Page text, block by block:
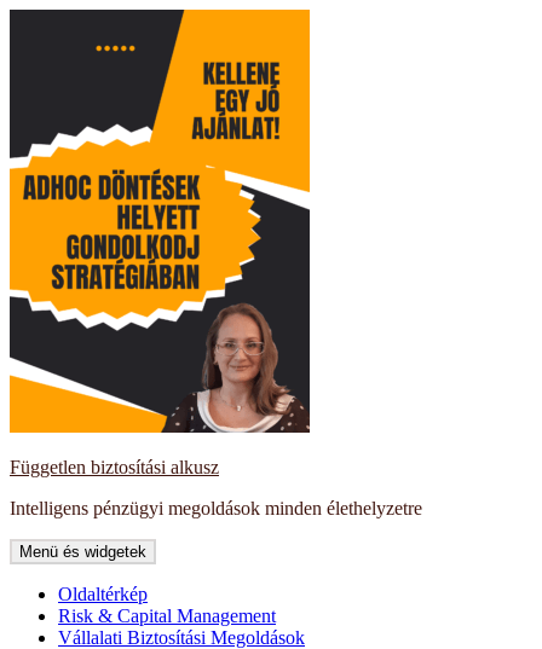
Független biztosítási alkusz
Intelligens pénzügyi megoldások minden élethelyzetre
Menü és widgetek
Oldaltérkép
Risk & Capital Management
Vállalati Biztosítási Megoldások